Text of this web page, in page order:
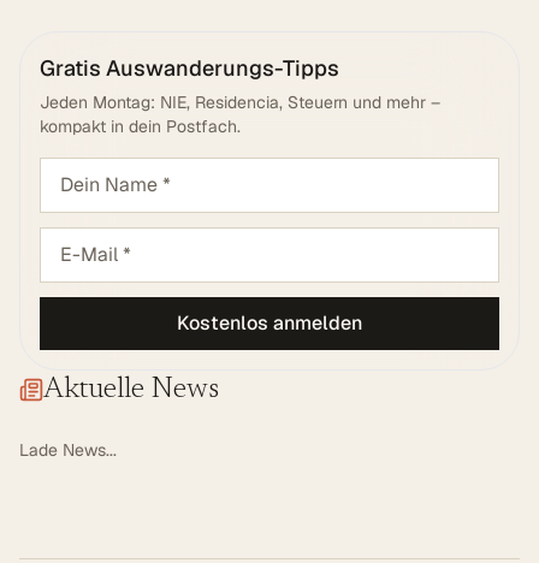
Gratis Auswanderungs-Tipps
Jeden Montag: NIE, Residencia, Steuern und mehr –
kompakt in dein Postfach.
Kostenlos anmelden
Aktuelle News
Lade News...